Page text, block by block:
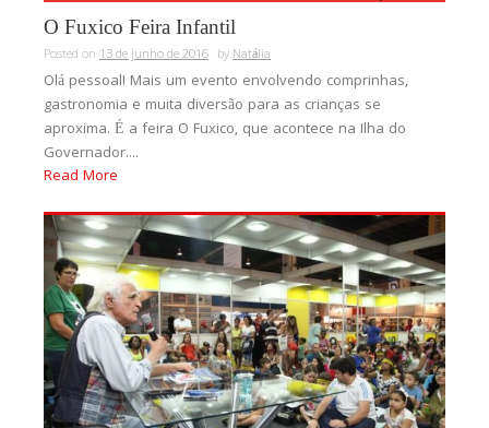
O Fuxico Feira Infantil
Posted on 13 de junho de 2016 byNatália
Olá pessoal! Mais um evento envolvendo comprinhas,
gastronomia e muita diversão para as crianças se
aproxima. É a feira O Fuxico, que acontece na Ilha do
Governador....
Read More